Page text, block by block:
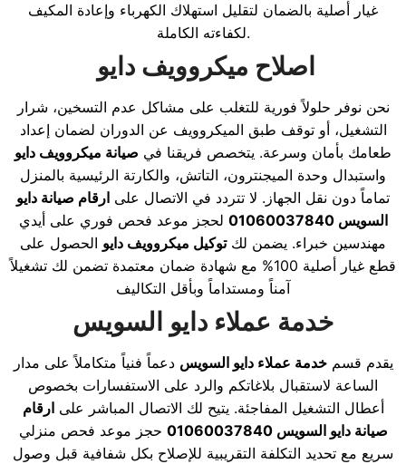
غيار أصلية بالضمان لتقليل استهلاك الكهرباء وإعادة المكيف
لكفاءته الكاملة.
اصلاح ميكروويف دايو
نحن نوفر حلولاً فورية للتغلب على مشاكل عدم التسخين، شرار
التشغيل، أو توقف طبق الميكروويف عن الدوران لضمان إعداد
طعامك بأمان وسرعة. يتخصص فريقنا في صيانة ميكروويف دايو
واستبدال وحدة الميجنترون، التاتش، والكارتة الرئيسية بالمنزل
تماماً دون نقل الجهاز. لا تتردد في الاتصال على ارقام صيانة دايو
السويس 01060037840
لحجز موعد فحص فوري على أيدي
مهندسين خبراء. يضمن لكتوكيل ميكروويف دايو الحصول على
قطع غيار أصلية 100% مع شهادة ضمان معتمدة تضمن لك تشغيلاً
آمناً ومستداماً وبأقل التكاليف
خدمة عملاء دايو السويس
يقدم قسمخدمة عملاء دايو السويس دعماً فنياً متكاملاً على مدار
الساعة لاستقبال بلاغاتكم والرد على الاستفسارات بخصوص
أعطال التشغيل المفاجئة. يتيح لك الاتصال المباشر علىارقام
صيانة دايو السويس 01060037840
حجز موعد فحص منزلي
سريع مع تحديد التكلفة التقريبية للإصلاح بكل شفافية قبل وصول